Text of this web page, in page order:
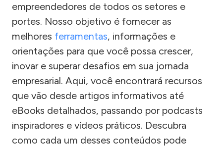
empreendedores de todos os setores e
portes. Nosso objetivo é fornecer as
melhores ferramentas, informações e
orientações para que você possa crescer,
inovar e superar desafios em sua jornada
empresarial. Aqui, você encontrará recursos
que vão desde artigos informativos até
eBooks detalhados, passando por podcasts
inspiradores e vídeos práticos. Descubra
como cada um desses conteúdos pode